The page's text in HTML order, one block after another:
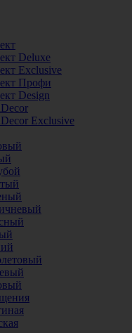
Deluxe
Exclusive
Профи
Design
Exclusive